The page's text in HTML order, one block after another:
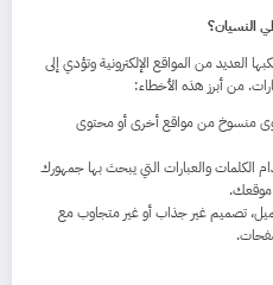
النسيان؟
العديد من المواقع الإلكترونية وتؤدي إلى
من أبرز هذه الأخطاء:
منسوخ من مواقع أخرى أو محتوى
الكلمات والعبارات التي يبحث بها جمهورك
موقعك.
تصميم غير جذاب أو غير متجاوب مع